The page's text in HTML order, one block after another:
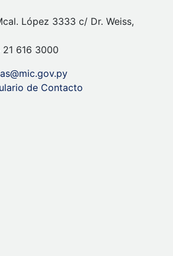
López 3333 c/ Dr. Weiss,
616 3000
de Contacto